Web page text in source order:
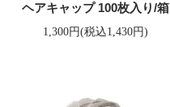
ヘアキャップ 100枚入り/箱
1,300円(税込1,430円)